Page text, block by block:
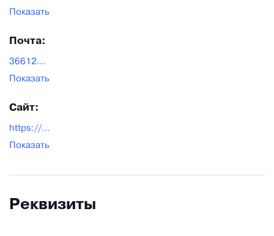
Показать
Почта:
36612...
Показать
Сайт:
https://stich.su/
Показать
Реквизиты